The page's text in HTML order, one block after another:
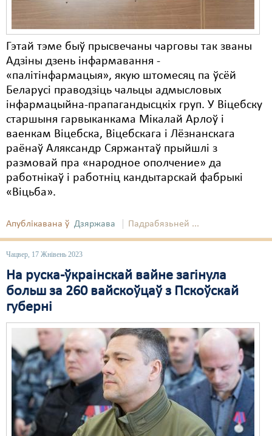
Гэтай тэме быў прысвечаны чарговы так званы
Адзіны дзень інфармавання -
«палітінфармацыя», якую штомесяц па ўсёй
Беларусі праводзіць чальцы адмысловых
інфармацыйна-прапагандысцкіх груп. У Віцебску
старшыня гарвыканкама Мікалай Арлоў і
ваенкам Віцебска, Віцебскага і Лёзнанскага
раёнаў Аляксандр Сяржантаў прыйшлі з
размовай пра «народное ополчение» да
работнікаў і работніц кандытарскай фабрыкі
«Віцьба».
Апублікавана ў Дзяржава Падрабязьней ...
Чацвер, 17 Жнівень 2023
На руска-ўкраінскай вайне загінула
больш за 260 вайскоўцаў з Пскоўскай
губерні
Мігранты
Мірныя сходы
Палітвязьні
Праваабаронцы
Правы дзіцяці
Пэнітэнцыярная сыстэма
Распальваньне варожасьці
Свабода слова
Суд
Сьмяротнае пакараньне
Экалёгія
Правы працоўных
Сацыяльныя правы